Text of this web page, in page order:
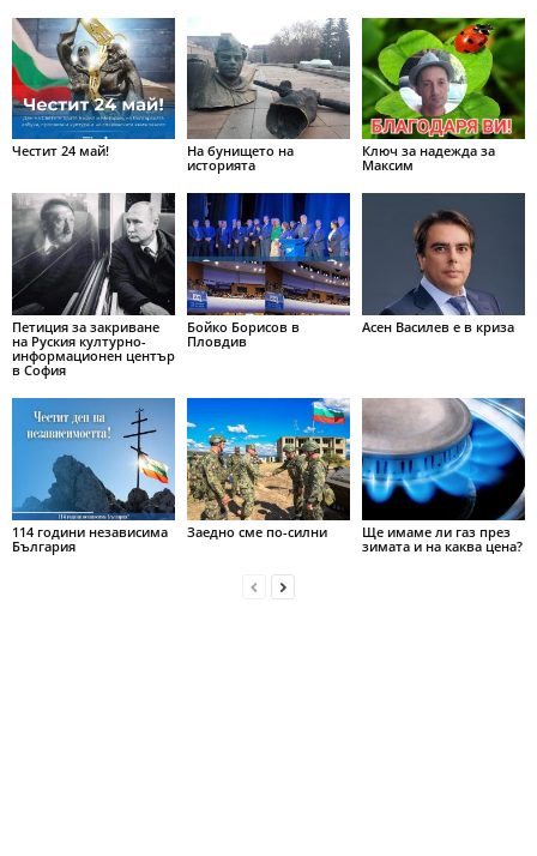
Честит 24 май!
На бунището на
историята
Ключ за надежда за
Максим
Петиция за закриване
на Руския културно-
информационен център
в София
Бойко Борисов в
Пловдив
Асен Василев е в криза
114 години независима
България
Заедно сме по-силни
Ще имаме ли газ през
зимата и на каква цена?